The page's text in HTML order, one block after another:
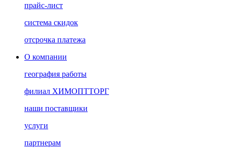
прайс-лист
система скидок
отсрочка платежа
О компании
география работы
филиал ХИМОПТТОРГ
наши поставщики
услуги
партнерам